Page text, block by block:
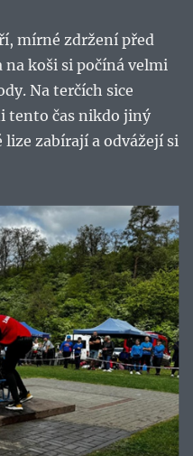
mírné zdržení před
na koši si počíná velmi
Na terčích sice
tento čas nikdo jiný
lize zabírají a odvážejí si